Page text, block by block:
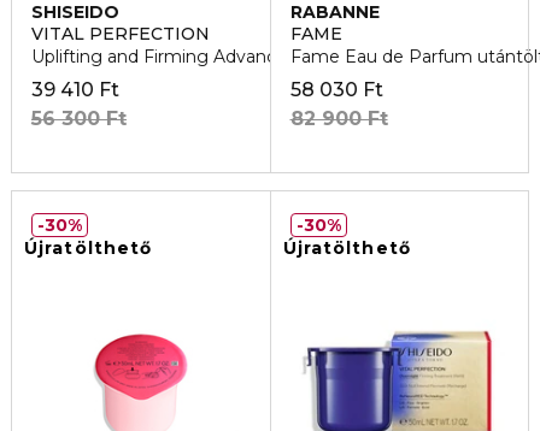
SHISEIDO
VITAL PERFECTION
Uplifting and Firming Advanced Arckrém utántöltő
39 410 Ft
56 300 Ft
RABANNE
FAME
Fame Eau de Parfum
58 030 Ft
82 900 Ft
Újratölthető
30%
Újratölthető
30%